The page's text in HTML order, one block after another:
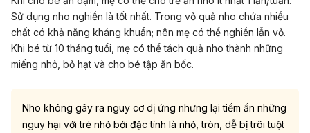
Sử dụng nho nghiền là tốt nhất. Trong vỏ quả nho chứa nhiều
chất có khả năng kháng khuẩn; nên mẹ có thể nghiền lẫn vỏ.
Khi bé từ 10 tháng tuổi, mẹ có thể tách quả nho thành những
miếng nhỏ, bỏ hạt và cho bé tập ăn bốc.
Nho không gây ra nguy cơ dị ứng nhưng lại tiềm ẩn những
nguy hại với trẻ nhỏ bởi đặc tính là nhỏ, tròn, dễ bị trôi tuột